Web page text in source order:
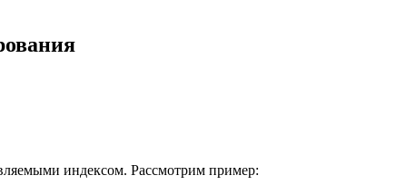
индексом. Рассмотрим пример: